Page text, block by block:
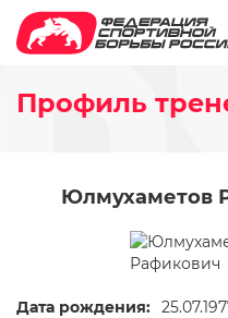
Профиль
Юлмухаметов
Дата рождения: